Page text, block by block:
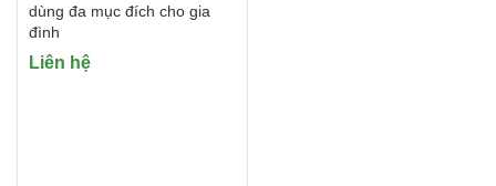
dùng đa mục đích cho gia
đình
Liên hệ